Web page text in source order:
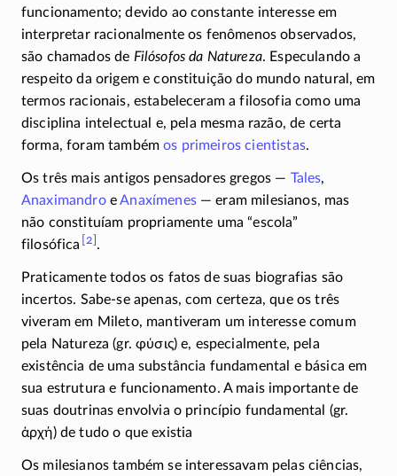
funcionamento; devido ao constante interesse em
interpretar racionalmente os fenômenos observados,
são chamados de Filósofos da Natureza. Especulando a
respeito da origem e constituição do mundo natural, em
termos racionais, estabeleceram a filosofia como uma
disciplina intelectual e, pela mesma razão, de certa
forma, foram tambémos primeiros cientistas.
Os três mais antigos pensadores gregos — Tales,
AnaximandroeAnaxímenes— eram milesianos, mas
não constituíam propriamente uma “escola”
filosófica
[2] .
Praticamente todos os fatos de suas biografias são
incertos. Sabe-seapenas, com certeza, que os três
viveram em Mileto, mantiveram um interesse comum
pela Natureza (gr.φύσις) e, especialmente, pela
existência de uma substância fundamental e básica em
sua estrutura e funcionamento. A mais importante de
suas doutrinas envolvia o princípio fundamental (gr.
ἀρχή) de tudo o que existia
Os milesianos também se interessavam pelas ciências,